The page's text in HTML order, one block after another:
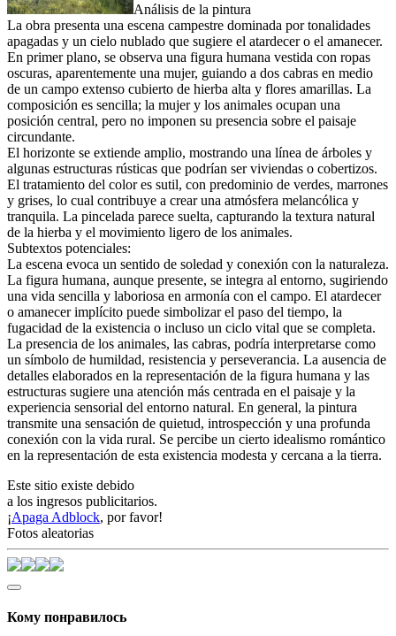
Análisis de la pintura
La obra presenta una escena campestre dominada por tonalidades
apagadas y un cielo nublado que sugiere el atardecer o el amanecer.
En primer plano, se observa una figura humana vestida con ropas
oscuras, aparentemente una mujer, guiando a dos cabras en medio
de un campo extenso cubierto de hierba alta y flores amarillas. La
composición es sencilla; la mujer y los animales ocupan una
posición central, pero no imponen su presencia sobre el paisaje
circundante.
El horizonte se extiende amplio, mostrando una línea de árboles y
algunas estructuras rústicas que podrían ser viviendas o cobertizos.
El tratamiento del color es sutil, con predominio de verdes, marrones
y grises, lo cual contribuye a crear una atmósfera melancólica y
tranquila. La pincelada parece suelta, capturando la textura natural
de la hierba y el movimiento ligero de los animales.
Subtextos potenciales:
La escena evoca un sentido de soledad y conexión con la naturaleza.
La figura humana, aunque presente, se integra al entorno, sugiriendo
una vida sencilla y laboriosa en armonía con el campo. El atardecer
o amanecer implícito puede simbolizar el paso del tiempo, la
fugacidad de la existencia o incluso un ciclo vital que se completa.
La presencia de los animales, las cabras, podría interpretarse como
un símbolo de humildad, resistencia y perseverancia. La ausencia de
detalles elaborados en la representación de la figura humana y las
estructuras sugiere una atención más centrada en el paisaje y la
experiencia sensorial del entorno natural. En general, la pintura
transmite una sensación de quietud, introspección y una profunda
conexión con la vida rural. Se percibe un cierto idealismo romántico
en la representación de esta existencia modesta y cercana a la tierra.
Este sitio existe debido
a los ingresos publicitarios.
¡Apaga Adblock, por favor!
Fotos aleatorias
Кому понравилось